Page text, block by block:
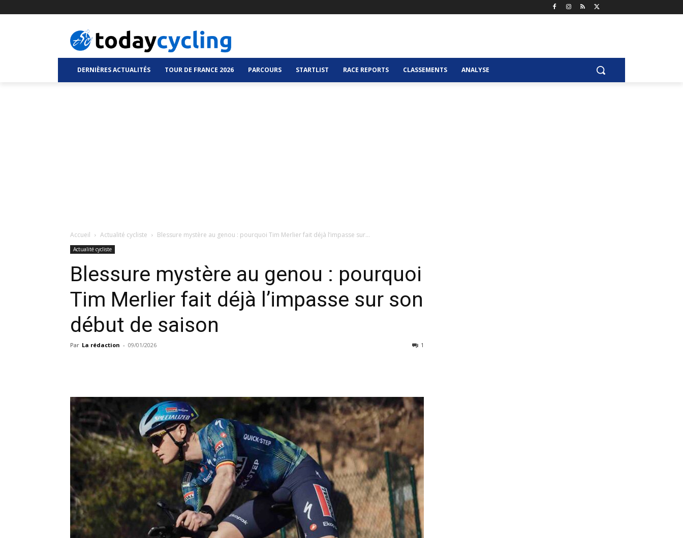
DERNIÈRES ACTUALITÉS TOUR DE FRANCE 2026 PARCOURS STARTLIST RACE REPORTS CLASSEMENTS ANALYSE
Accueil Actualité cycliste Blessure mystère au genou : pourquoi Tim Merlier fait déjà l’impasse sur...
Actualité cycliste
Blessure mystère au genou : pourquoi
Tim Merlier fait déjà l’impasse sur son
début de saison
Par La rédaction - 09/01/2026 1